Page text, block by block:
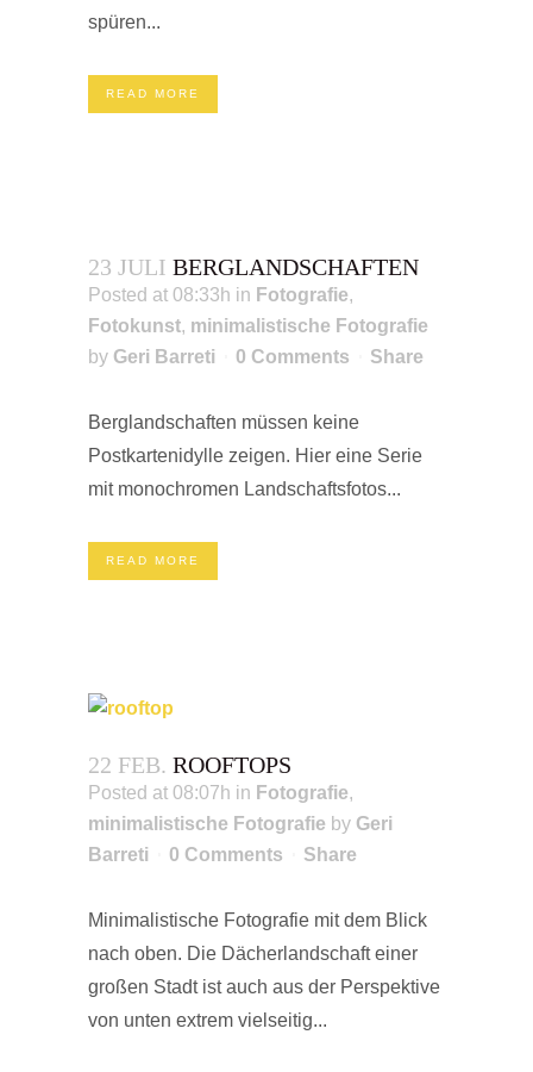
spüren...
READ MORE
23 JULI BERGLANDSCHAFTEN
Posted at 08:33h in Fotografie,
Fotokunst, minimalistische Fotografie
by Geri Barreti 0 Comments Share
Berglandschaften müssen keine
Postkartenidylle zeigen. Hier eine Serie
mit monochromen Landschaftsfotos...
READ MORE
22 FEB. ROOFTOPS
Posted at 08:07h in Fotografie,
minimalistische Fotografie by Geri
Barreti
0 Comments Share
Minimalistische Fotografie mit dem Blick
nach oben. Die Dächerlandschaft einer
großen Stadt ist auch aus der Perspektive
von unten extrem vielseitig...